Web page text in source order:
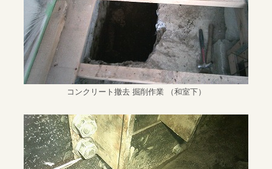
コンクリート撤去 掘削作業 （和室下）